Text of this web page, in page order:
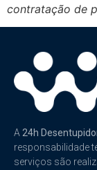
contratação de
A24h
responsabilidade
serviços são